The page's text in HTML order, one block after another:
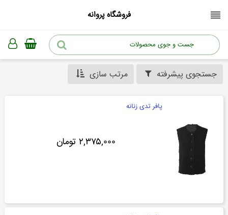
فروشگاه پروانه
جستجوی پیشرفته مرتب سازی
پافر تدی زنانه
۲,۳۷۵,۰۰۰ تومان